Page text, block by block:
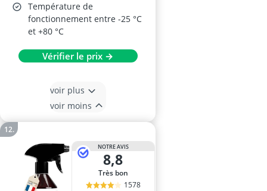
Température de
fonctionnement entre -25 °C
et +80 °C
Vérifier le prix →
voir plus
voir moins
NOTRE AVIS
8,8
Très bon
1578